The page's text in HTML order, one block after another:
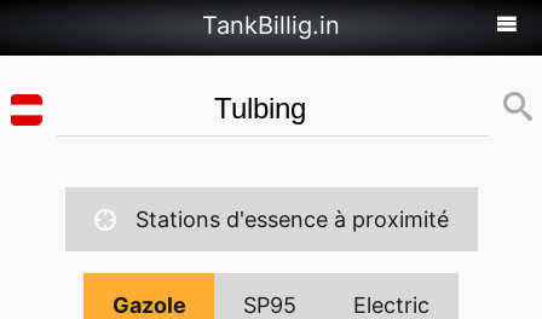
TankBillig.in
Stations d'essence à proximité
Gazole SP95 Electric